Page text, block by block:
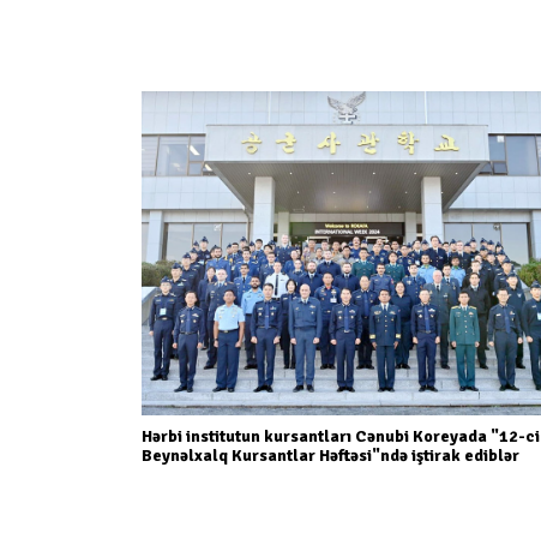
Hərbi institutun kursantları Cənubi Koreyada "12-ci
Beynəlxalq Kursantlar Həftəsi"ndə iştirak ediblər